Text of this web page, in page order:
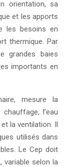
orientation, sa
et les apports
les besoins en
thermique. Par
grandes baies
importants en
mesure la
l’eau
la ventilation. Il
utilisés dans
Le Cep doit
variable selon la